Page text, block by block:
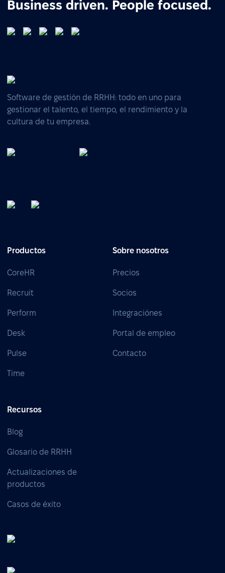
Business driven. People focused.
Software de gestión de RRHH: todo en uno para
gestionar el talento, el tiempo, el rendimiento y la
cultura de tu empresa.
Productos
CoreHR
Recruit
Perform
Desk
Pulse
Time
Sobre nosotros
Precios
Socios
Integraciónes
Portal de empleo
Contacto
Recursos
Blog
Glosario de RRHH
Actualizaciones de
productos
Casos de éxito